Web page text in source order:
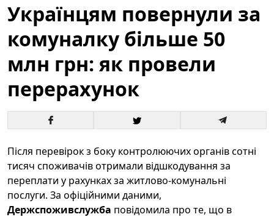
Українцям повернули за
комуналку більше 50
млн грн: як провели
перерахунок
Після перевірок з боку контролюючих органів сотні
тисяч споживачів отримали відшкодування за
переплати у рахунках за житлово-комунальні
послуги. За офіційними даними,
Держспоживслужба повідомила про те, що в